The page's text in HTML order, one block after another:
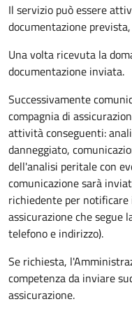
Il servizio può essere
documentazione
Una volta ricevuta la
documentazione inviata.
Successivamente
compagnia di
attività conseguenti:
danneggiato,
dell'analisi peritale con
comunicazione sarà
richiedente per
assicurazione che segue
telefono e indirizzo).
Se richiesta,
competenza da inviare
assicurazione.